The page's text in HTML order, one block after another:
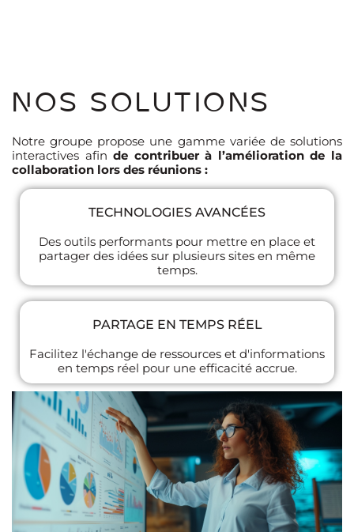
NOS SOLUTIONS
Notre groupe propose une gamme variée de solutions
interactives afin de contribuer à l’amélioration de la
collaboration lors des réunions :
TECHNOLOGIES AVANCÉES
Des outils performants pour mettre en place et
partager des idées sur plusieurs sites en même
temps.
PARTAGE EN TEMPS RÉEL
Facilitez l'échange de ressources et d'informations
en temps réel pour une efficacité accrue.